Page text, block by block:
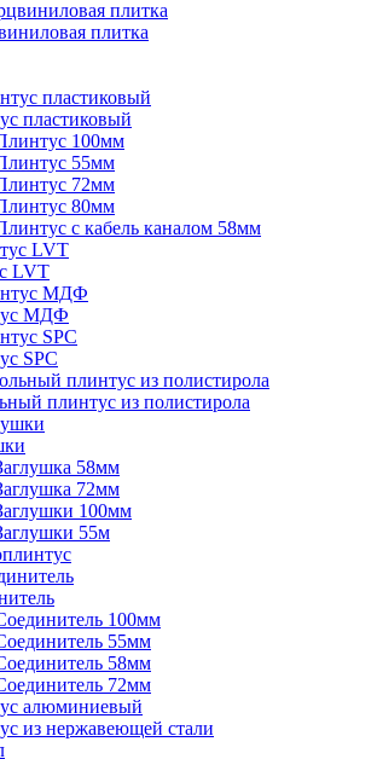
плитка
пластиковый
100мм
55мм
72мм
80мм
с кабель каналом 58мм
LVT
МДФ
SPC
плинтус из полистирола
58мм
72мм
100мм
55м
100мм
55мм
58мм
72мм
алюминиевый
из нержавеющей стали